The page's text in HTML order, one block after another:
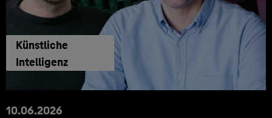
Künstliche
Intelligenz
10.06.2026